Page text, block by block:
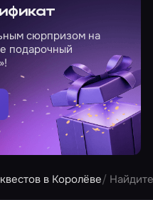
сюрпризом на
подарочный
в Королёве